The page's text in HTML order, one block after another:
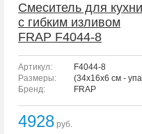
Смеситель для кухни
с гибким изливом
FRAP F4044-8
Артикул:
F4044-8
Размеры:
(34x16x6 см -
Бренд:
FRAP
4928 руб.